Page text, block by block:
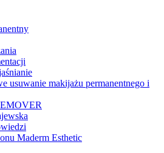
usuwanie makijażu permanentnego i
Maderm Esthetic